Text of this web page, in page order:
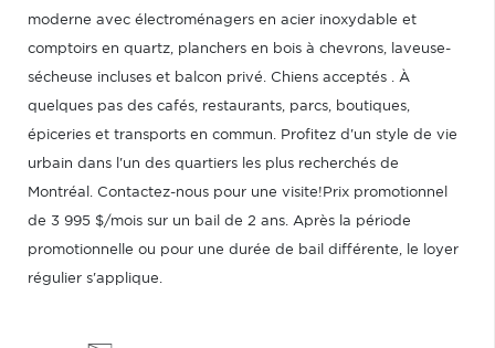
moderne avec électroménagers en acier inoxydable et
comptoirs en quartz, planchers en bois à chevrons, laveuse-
sécheuse incluses et balcon privé. Chiens acceptés . À
quelques pas des cafés, restaurants, parcs, boutiques,
épiceries et transports en commun. Profitez d'un style de vie
urbain dans l'un des quartiers les plus recherchés de
Montréal. Contactez-nous pour une visite!Prix promotionnel
de 3 995 $/mois sur un bail de 2 ans. Après la période
promotionnelle ou pour une durée de bail différente, le loyer
régulier s'applique.